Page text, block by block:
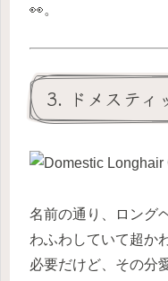
👀。
3. ドメスティ
名前の通り、ロング
わふわしていて超か
必要だけど、その分